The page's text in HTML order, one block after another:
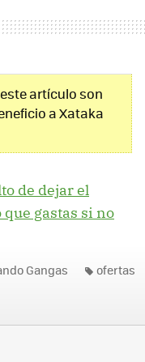
artículo son
a Xataka
de dejar el
gastas si no
Gangas ofertas